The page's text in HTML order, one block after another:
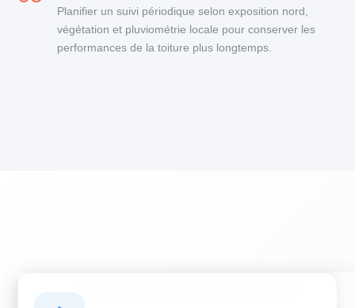
Planifier un suivi périodique selon exposition nord,
végétation et pluviométrie locale pour conserver les
performances de la toiture plus longtemps.